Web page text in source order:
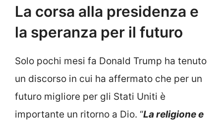
La corsa alla presidenza e
la speranza per il futuro
Solo pochi mesi fa Donald Trump ha tenuto
un discorso in cui ha affermato che per un
futuro migliore per gli Stati Uniti è
importante un ritorno a Dio. “La religione e